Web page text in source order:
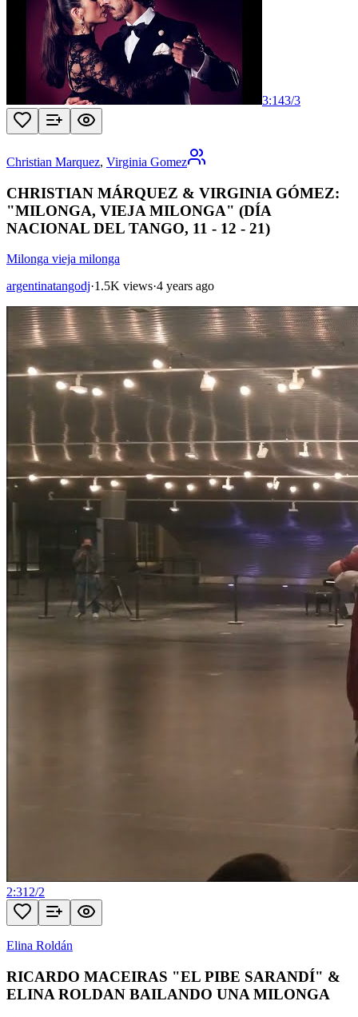
3:143/3
Christian Marquez, Virginia Gomez
CHRISTIAN MÁRQUEZ & VIRGINIA GÓMEZ:
"MILONGA, VIEJA MILONGA" (DÍA
NACIONAL DEL TANGO, 11 - 12 - 21)
Milonga vieja milonga
argentinatangodj·1.5K views·4 years ago
2:31 2/2
Elina Roldán
RICARDO MACEIRAS "EL PIBE SARANDÍ" &
ELINA ROLDAN BAILANDO UNA MILONGA